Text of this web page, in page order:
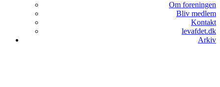
Om foreningen
Bliv medlem
Kontakt
levafdet.dk
Arkiv